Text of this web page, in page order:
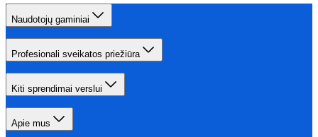
Naudotojų gaminiai
Profesionali sveikatos priežiūra
Kiti sprendimai verslui
Apie mus